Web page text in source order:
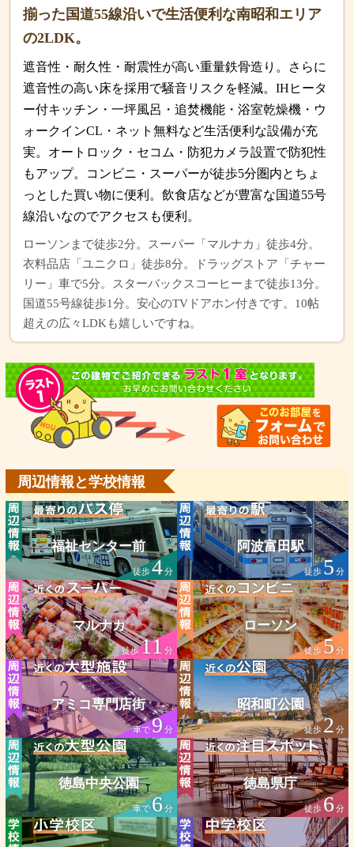
揃った国道55線沿いで生活便利な南昭和エリア
の2LDK。
遮音性・耐久性・耐震性が高い重量鉄骨造り。さらに
遮音性の高い床を採用で騒音リスクを軽減。IHヒータ
ー付キッチン・一坪風呂・追焚機能・浴室乾燥機・ウ
ォークインCL・ネット無料など生活便利な設備が充
実。オートロック・セコム・防犯カメラ設置で防犯性
もアップ。コンビニ・スーパーが徒歩5分圏内とちょ
っとした買い物に便利。飲食店などが豊富な国道55号
線沿いなのでアクセスも便利。
ローソンまで徒歩2分。スーパー「マルナカ」徒歩4分。
衣料品店「ユニクロ」徒歩8分。ドラッグストア「チャー
リー」車で5分。スターバックスコーヒーまで徒歩13分。
国道55号線徒歩1分。安心のTVドアホン付きです。10帖
超えの広々LDKも嬉しいですね。
周辺情報と学校情報
福祉センター前
徒歩4分
阿波富田駅
徒歩5 分
マルナカ
徒歩11 分
ローソン
徒歩5分
アミコ専門店街
車で9分
昭和町公園
徒歩2 分
徳島中央公園
車で6分
徳島県庁
徒歩6分